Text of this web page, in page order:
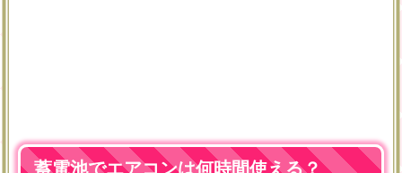
蓄電池でエアコンは何時間使える？